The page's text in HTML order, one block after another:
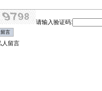
请输入验证码:
人留言